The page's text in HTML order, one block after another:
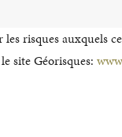
risques auxquels
site Géorisques: